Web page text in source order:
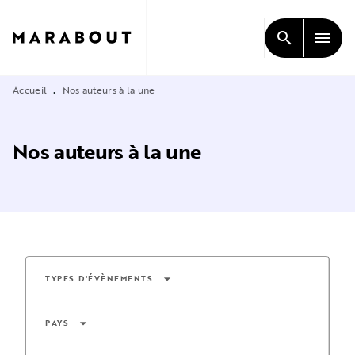
CONTENU
search menu
Accueil • Nos auteurs à la une
Nos auteurs à la une
TYPES D'ÉVÈNEMENTS arrow_drop_down
PAYS arrow_drop_down